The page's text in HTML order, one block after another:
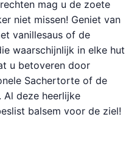
mag u de zoete
niet missen! Geniet van
vanillesaus of de
waarschijnlijk in elke hut
u betoveren door
Sachertorte of de
Al deze heerlijke
balsem voor de ziel!